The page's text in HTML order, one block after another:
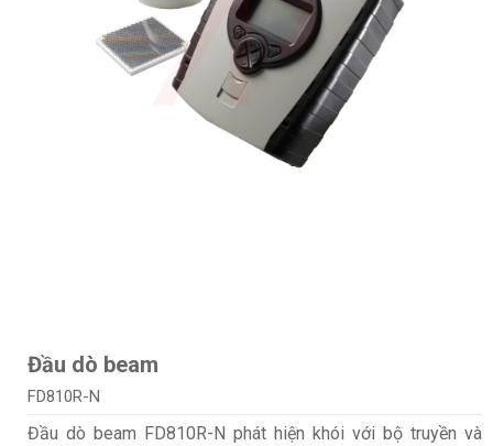
Đầu dò beam
FD810R-N
Đầu dò beam FD810R-N phát hiện khói với bộ truyền và